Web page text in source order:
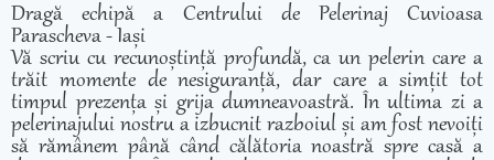
Dragă echipă a Centrului de Pelerinaj Cuvioasa
Parascheva - Iași
Vă scriu cu recunoștință profundă, ca un pelerin care a
trăit momente de nesiguranță, dar care a simțit tot
timpul prezența și grija dumneavoastră. În ultima zi a
pelerinajului nostru a izbucnit razboiul și am fost nevoiți
să rămânem până când călătoria noastră spre casă a